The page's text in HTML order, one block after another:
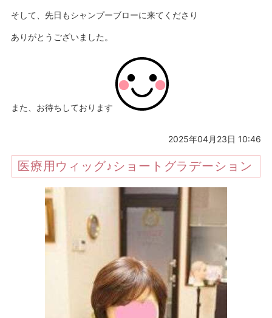
そして、先日もシャンプーブローに来てくださり
ありがとうございました。
また、お待ちしております
2025年04月23日 10:46
医療用ウィッグ♪ショートグラデーション